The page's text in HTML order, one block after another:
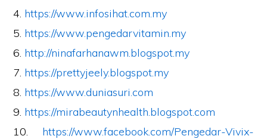
4. https://www.infosihat.com.my
5. https://www.pengedarvitamin.my
6. http://ninafarhanawm.blogspot.my
7. https://prettyjeely.blogspot.my
8. https://www.duniasuri.com
9. https://mirabeautynhealth.blogspot.com
10. https://www.facebook.com/Pengedar-Vivix-